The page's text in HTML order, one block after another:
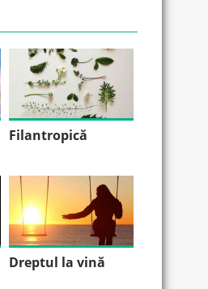
Filantropică
Dreptul la vină